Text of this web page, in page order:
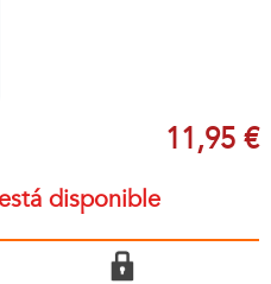
11,95 €
disponible